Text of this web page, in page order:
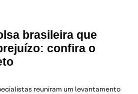
brasileira que
confira o
reuniram um levantamento